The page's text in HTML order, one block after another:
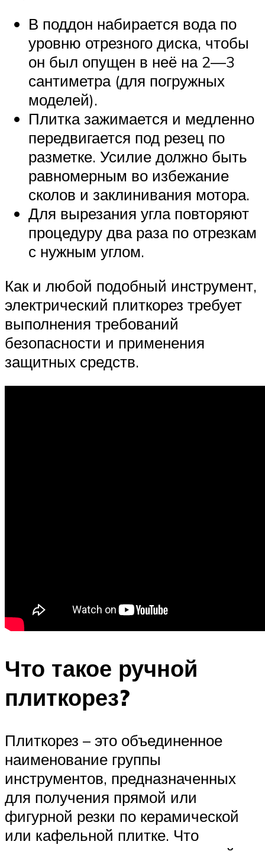
В поддон набирается вода по
уровню отрезного диска, чтобы
он был опущен в неё на 2—3
сантиметра (для погружных
моделей).
Плитка зажимается и медленно
передвигается под резец по
разметке. Усилие должно быть
равномерным во избежание
сколов и заклинивания мотора.
Для вырезания угла повторяют
процедуру два раза по отрезкам
с нужным углом.
Как и любой подобный инструмент,
электрический плиткорез требует
выполнения требований
безопасности и применения
защитных средств.
Что такое ручной
плиткорез?
Плиткорез – это объединенное
наименование группы
инструментов, предназначенных
для получения прямой или
фигурной резки по керамической
или кафельной плитке. Что